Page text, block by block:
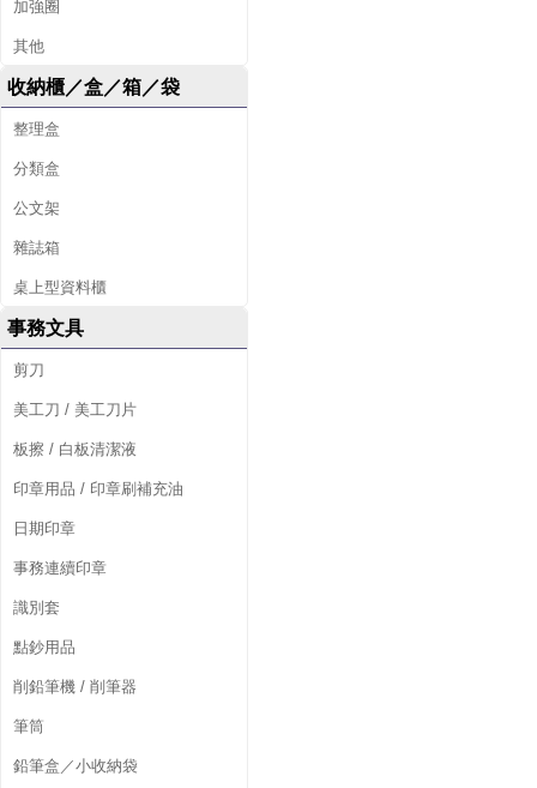
加強圈
其他
收納櫃／盒／箱／袋
整理盒
分類盒
公文架
雜誌箱
桌上型資料櫃
事務文具
剪刀
美工刀 / 美工刀片
板擦 / 白板清潔液
印章用品 / 印章刷補充油
日期印章
事務連續印章
識別套
點鈔用品
削鉛筆機 / 削筆器
筆筒
鉛筆盒／小收納袋